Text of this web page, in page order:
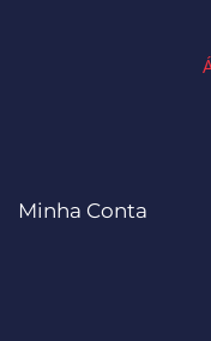
Minha Conta